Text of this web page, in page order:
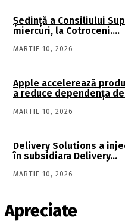
Şedinţă a Consiliului
miercuri, la Cotroceni….
MARTIE 10, 2026
Apple accelerează
a reduce dependența de
MARTIE 10, 2026
Delivery Solutions a
în subsidiara Delivery…
MARTIE 10, 2026
Apreciate